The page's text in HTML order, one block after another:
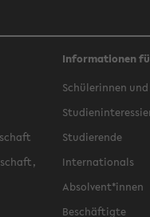
Informationen
Schülerinnen
Studierende
Internationals
Absolvent*innen
Beschäftigte